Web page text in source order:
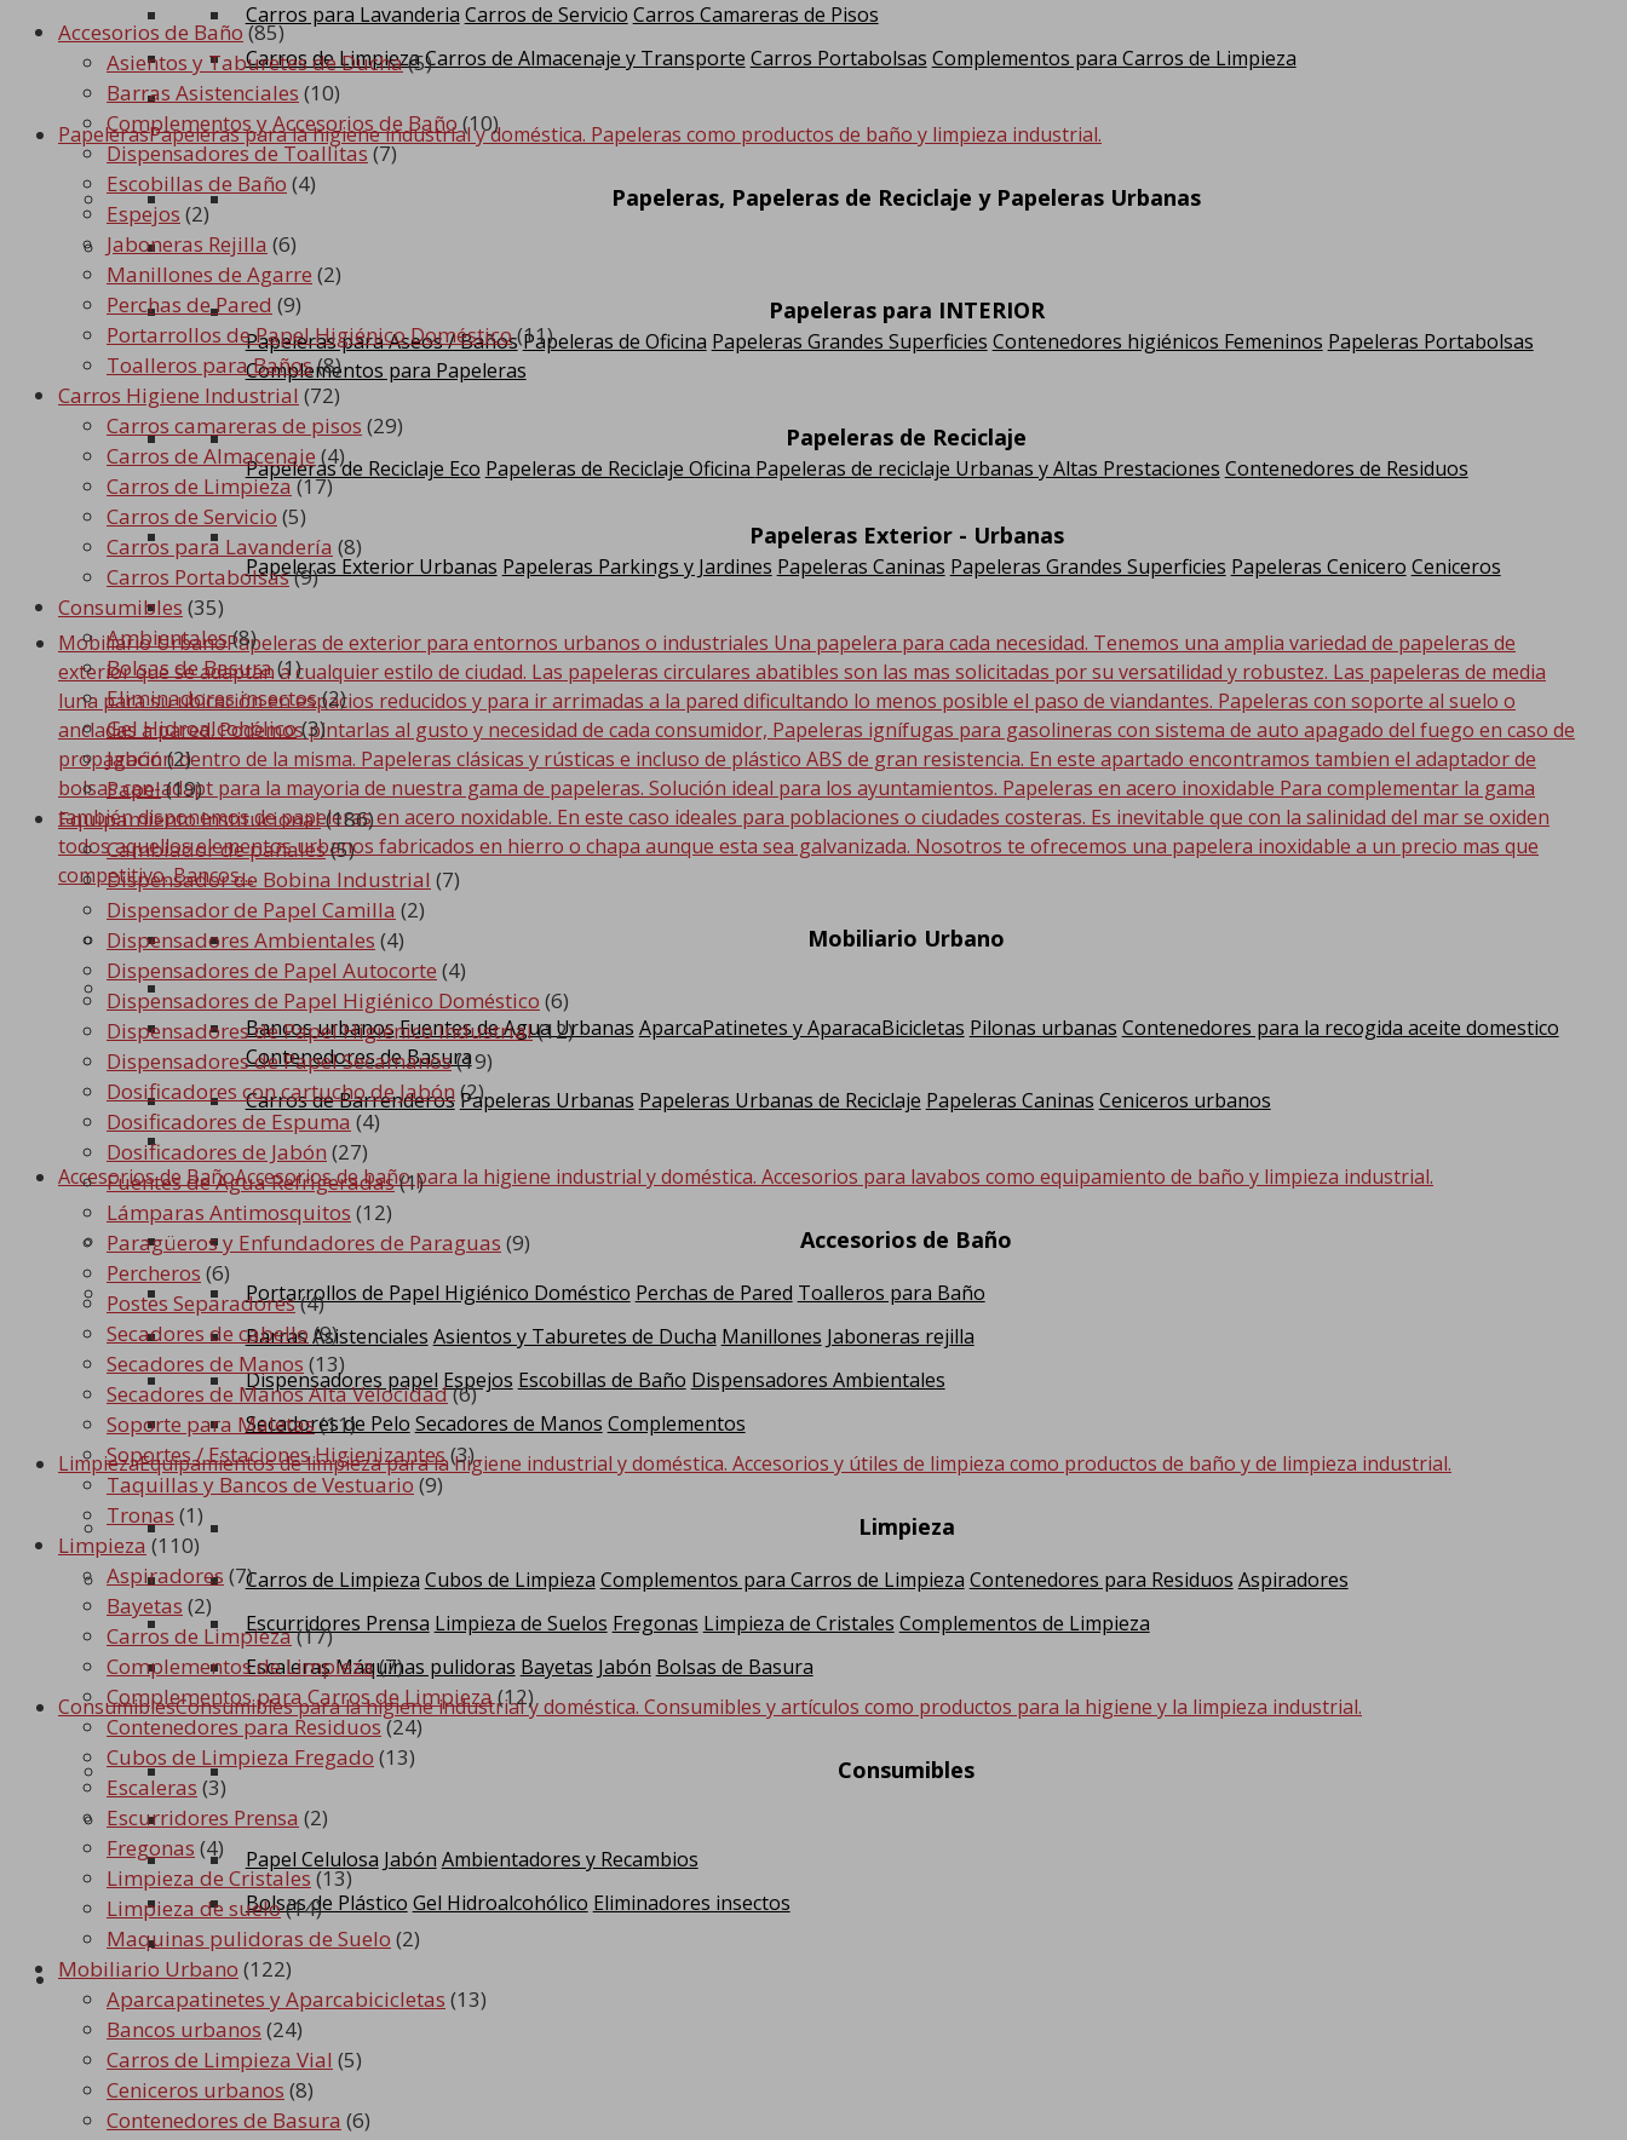
Carros para Lavanderia Carros de Servicio Carros Camareras de Pisos
Carros de LimpiezaCarros de Almacenaje y Transporte Carros Portabolsas Complementos para Carros de Limpieza
PapelerasPapeleras para la higiene industrial y doméstica. Papeleras como productos de baño y limpieza industrial.
Papeleras, Papeleras de Reciclaje y Papeleras Urbanas
Papeleras para INTERIOR
Papeleras para Aseos / BañosPapeleras de Oficina Papeleras Grandes Superficies Contenedores higiénicos Femeninos Papeleras Portabolsas
Complementos para Papeleras
Papeleras de Reciclaje
Papeleras de Reciclaje Eco Papeleras de Reciclaje Oficina Papeleras de reciclaje Urbanas y Altas Prestaciones Contenedores de Residuos
Papeleras Exterior - Urbanas
Papeleras Exterior Urbanas Papeleras Parkings y Jardines Papeleras Caninas Papeleras Grandes Superficies Papeleras Cenicero Ceniceros
Mobiliario UrbanoPapeleras de exterior para entornos urbanos o industriales Una papelera para cada necesidad. Tenemos una amplia variedad de papeleras de
exterior que se adaptan a cualquier estilo de ciudad. Las papeleras circulares abatibles son las mas solicitadas por su versatilidad y robustez. Las papeleras de media
luna para su ubicación en espacios reducidos y para ir arrimadas a la pared dificultando lo menos posible el paso de viandantes. Papeleras con soporte al suelo o
ancladas a pared. Podemos pintarlas al gusto y necesidad de cada consumidor, Papeleras ignífugas para gasolineras con sistema de auto apagado del fuego en caso de
propagación dentro de la misma. Papeleras clásicas y rústicas e incluso de plástico ABS de gran resistencia. En este apartado encontramos tambien el adaptador de
bolsas can-adapt para la mayoria de nuestra gama de papeleras. Solución ideal para los ayuntamientos. Papeleras en acero inoxidable Para complementar la gama
también disponemos de papeleras en acero noxidable. En este caso ideales para poblaciones o ciudades costeras. Es inevitable que con la salinidad del mar se oxiden
todos aquellos elementos urbanos fabricados en hierro o chapa aunque esta sea galvanizada. Nosotros te ofrecemos una papelera inoxidable a un precio mas que
competitivo. Bancos…
Mobiliario Urbano
Bancos urbanos Fuentes de Agua Urbanas AparcaPatinetes y AparacaBicicletas Pilonas urbanas Contenedores para la recogida aceite domestico
Contenedores de Basura
Carros de BarrenderosPapeleras Urbanas Papeleras Urbanas de Reciclaje Papeleras Caninas Ceniceros urbanos
Accesorios de BañoAccesorios de baño para la higiene industrial y doméstica. Accesorios para lavabos como equipamiento de baño y limpieza industrial.
Accesorios de Baño
Portarrollos de Papel Higiénico Doméstico Perchas de Pared Toalleros para Baño
Barras Asistenciales Asientos y Taburetes de Ducha Manillones Jaboneras rejilla
Dispensadores papel Espejos Escobillas de Baño Dispensadores Ambientales
Secadores de Pelo Secadores de Manos Complementos
LimpiezaEquipamientos de limpieza para la higiene industrial y doméstica. Accesorios y útiles de limpieza como productos de baño y de limpieza industrial.
Limpieza
Carros de Limpieza Cubos de Limpieza Complementos para Carros de Limpieza Contenedores para Residuos Aspiradores
Escurridores Prensa Limpieza de Suelos Fregonas Limpieza de Cristales Complementos de Limpieza
Escaleras Máquinas pulidoras Bayetas Jabón Bolsas de Basura
ConsumiblesConsumibles para la higiene industrial y doméstica. Consumibles y artículos como productos para la higiene y la limpieza industrial.
Consumibles
Papel Celulosa Jabón Ambientadores y Recambios
Bolsas de Plástico Gel Hidroalcohólico Eliminadores insectos
0
Accesorios de Baño (85)
Asientos y Taburetes de Ducha(5)
Barras Asistenciales (10)
Complementos y Accesorios de Baño (10)
Dispensadores de Toallitas(7)
Escobillas de Baño (4)
Espejos (2)
Jaboneras Rejilla (6)
Manillones de Agarre (2)
Perchas de Pared (9)
Portarrollos de Papel Higiénico Doméstico(11)
Toalleros para Baños(8)
Carros Higiene Industrial (72)
Carros camareras de pisos (29)
Carros de Almacenaje (4)
Carros de Limpieza(17)
Carros de Servicio (5)
Carros para Lavandería (8)
Carros Portabolsas(9)
Consumibles (35)
Ambientales (8)
Bolsas de Basura(1)
Eliminadores insectos (2)
Gel Hidroalcohólico(3)
Jabón(2)
Papel (19)
Equipamiento Institucional(186)
Cambiador de pañales(5)
Dispensador de Bobina Industrial (7)
Dispensador de Papel Camilla (2)
Dispensadores Ambientales (4)
Dispensadores de Papel Autocorte (4)
Dispensadores de Papel Higiénico Doméstico (6)
Dispensadores de Papel Higiénico Industrial(12)
Dispensadores de Papel Secamanos(19)
Dosificadores con cartucho de Jabón (2)
Dosificadores de Espuma (4)
Dosificadores de Jabón (27)
Fuentes de Agua Refrigeradas(1)
Lámparas Antimosquitos (12)
Paragüeros y Enfundadores de Paraguas (9)
Percheros (6)
Postes Separadores(4)
Secadores de cabello (9)
Secadores de Manos (13)
Secadores de Manos Alta Velocidad(6)
Soporte para Maletas(11)
Soportes / Estaciones Higienizantes(3)
Taquillas y Bancos de Vestuario (9)
Tronas (1)
Limpieza (110)
Aspiradores (7)
Bayetas (2)
Carros de Limpieza(17)
Complementos de Limpieza(7)
Complementos para Carros de Limpieza(12)
Contenedores para Residuos (24)
Cubos de Limpieza Fregado (13)
Escaleras (3)
Escurridores Prensa (2)
Fregonas (4)
Limpieza de Cristales(13)
Limpieza de suelo(14)
Maquinas pulidoras de Suelo (2)
Mobiliario Urbano (122)
Aparcapatinetes y Aparcabicicletas (13)
Bancos urbanos (24)
Carros de Limpieza Vial (5)
Ceniceros urbanos (8)
Contenedores de Basura (6)